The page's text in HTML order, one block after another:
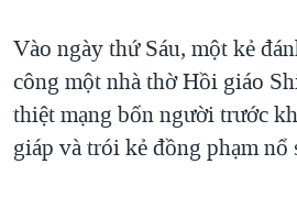
Vào ngày thứ Sáu, một kẻ
công một nhà thờ Hồi giáo
thiệt mạng bốn người trước
giáp và trói kẻ đồng phạm nổ